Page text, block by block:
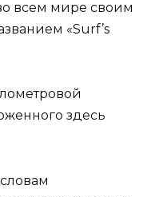
всем мире своим
«Surf’s
здесь